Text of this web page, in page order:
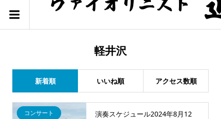
軽井沢
新着順 いいね順 アクセス数順
コンサート
演奏スケジュール2024年8月12